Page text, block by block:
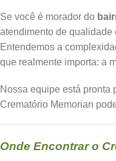
Se você é morador do
atendimento de qualidade
Entendemos a
que realmente importa: a
Nossa equipe está pronta
Crematório Memorian
Onde Encontrar o